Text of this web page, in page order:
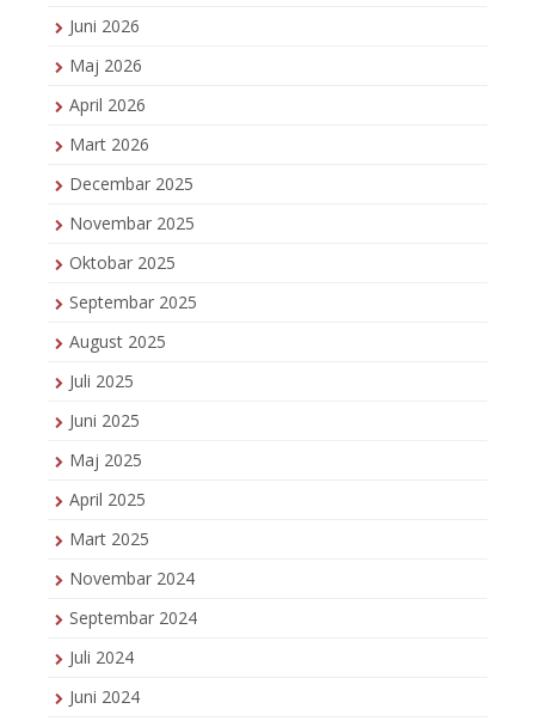
Juni 2026
Maj 2026
April 2026
Mart 2026
Decembar 2025
Novembar 2025
Oktobar 2025
Septembar 2025
August 2025
Juli 2025
Juni 2025
Maj 2025
April 2025
Mart 2025
Novembar 2024
Septembar 2024
Juli 2024
Juni 2024